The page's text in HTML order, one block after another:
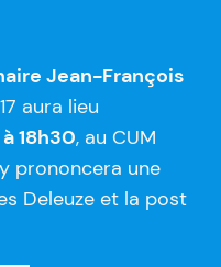
Jean-François
aura lieu
18h30, au CUM
prononcera une
Deleuze et la post